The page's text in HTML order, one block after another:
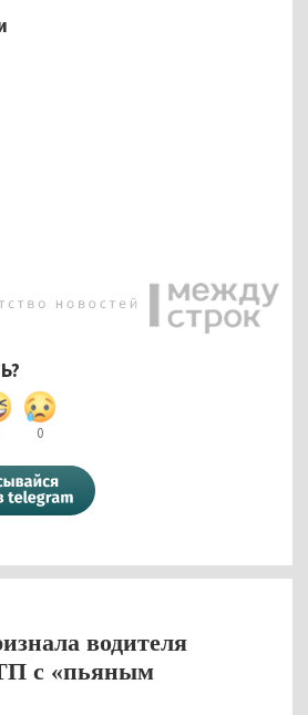
0
водителя
с «пьяным